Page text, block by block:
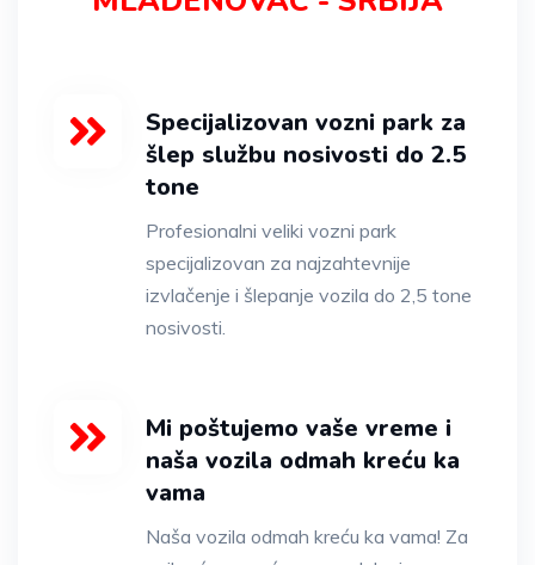
Specijalizovan vozni park za
šlep službu nosivosti do 2.5
tone
Profesionalni veliki vozni park
specijalizovan za najzahtevnije
izvlačenje i šlepanje vozila do 2,5 tone
nosivosti.
Mi poštujemo vaše vreme i
naša vozila odmah kreću ka
vama
Naša vozila odmah kreću ka vama! Za